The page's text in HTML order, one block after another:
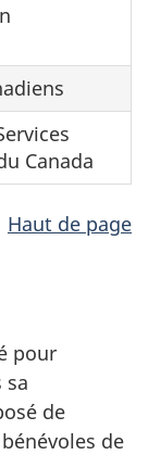
Canada
Haut de page
pour
sa
de
de